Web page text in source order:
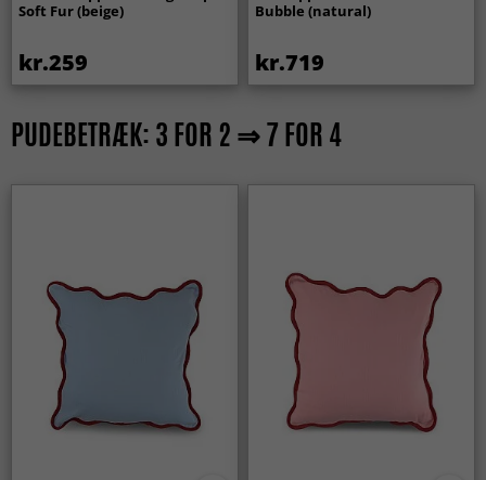
Soft Fur (beige)
kr.259
Bubble (natural)
kr.719
PUDEBETRÆK: 3 FOR 2 ⇒ 7 FOR 4